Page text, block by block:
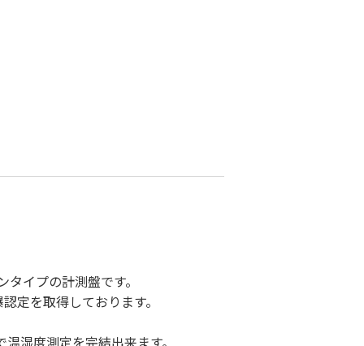
イプの計測盤です。
定を取得しております。